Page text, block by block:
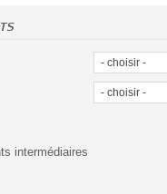
intermédiaires